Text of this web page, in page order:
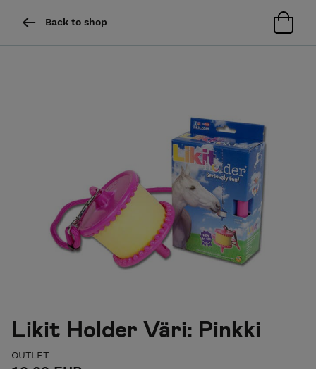
Back to shop
Likit Holder Väri: Pinkki
OUTLET